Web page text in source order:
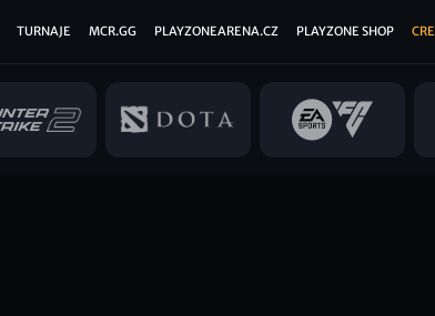
TURNAJE MCR.GG PLAYZONEARENA.CZ PLAYZONE SHOP